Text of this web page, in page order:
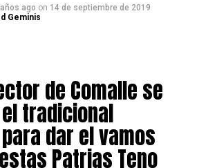
ago on 14 de septiembre de 2019
Geminis
de Comalle se
tradicional
dar el vamos
Patrias Teno